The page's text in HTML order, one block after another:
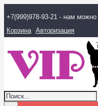
+7(999)978-93-21 - нам
Корзина Авторизация